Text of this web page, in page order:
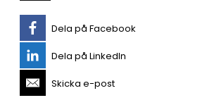
Dela på Facebook
Dela på LinkedIn
Skicka e-post